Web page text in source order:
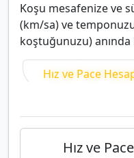
Koşu mesafenize ve
(km/sa) ve
koştuğunuzu) anında
Hız ve Pace
Hız ve